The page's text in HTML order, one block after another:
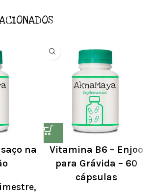
na
,
Vitamina B6 – Enjoo
para Grávida – 60
cápsulas